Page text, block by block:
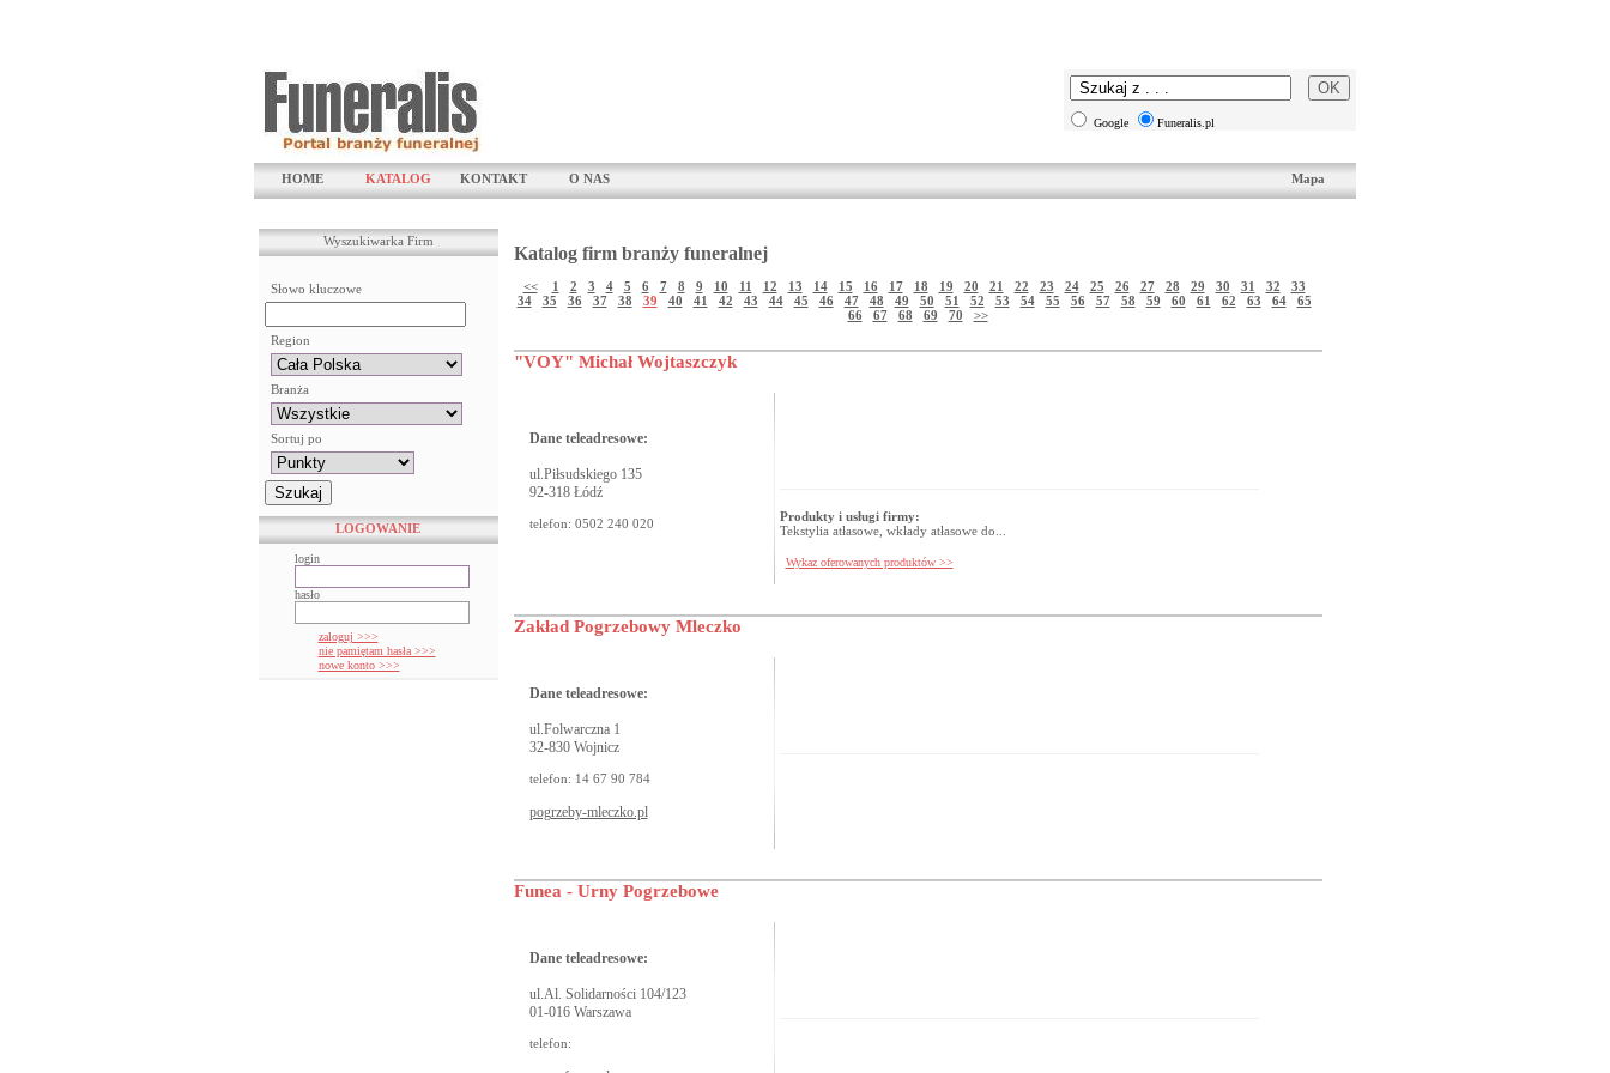
Google Funeralis.pl
HOME KATALOG KONTAKT O NAS Mapa
Wyszukiwarka Firm
Słowo kluczowe
Region
Branża
Sortuj po
LOGOWANIE
login
hasło
zaloguj >>>
nie pamiętam hasła >>>
nowe konto >>>
Katalog firm branży funeralnej
<< 1 2 3 4 5 6 7 8 9 10 11 12 13 14 15 16 17 18 19 20 21 22 23 24 25 26 27 28 29 30 31 32
33
34
35 36 37 38 39 40 41 42 43 44 45 46 47 48 49 50 51 52 53 54 55 56 57 58 59 60 61 62 63 64
65
66
67 68 69 70 >>
"VOY" Michał Wojtaszczyk
Dane teleadresowe:
ul.Piłsudskiego 135
92-318 Łódź
telefon: 0502 240 020
Produkty i usługi firmy:
Tekstylia atłasowe, wkłady atłasowe do...
Wykaz oferowanych produktów >>
Zakład Pogrzebowy Mleczko
Dane teleadresowe:
ul.Folwarczna 1
32-830 Wojnicz
telefon: 14 67 90 784
pogrzeby-mleczko.pl
Funea - Urny Pogrzebowe
Dane teleadresowe:
ul.Al. Solidarności 104/123
01-016 Warszawa
telefon: